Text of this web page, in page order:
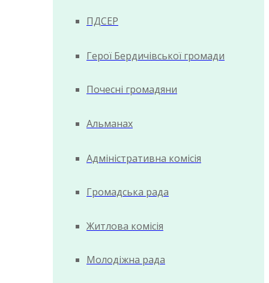
ПДСЕР
Герої Бердичівської громади
Почесні громадяни
Альманах
Адміністративна комісія
Громадська рада
Житлова комісія
Молодіжна рада